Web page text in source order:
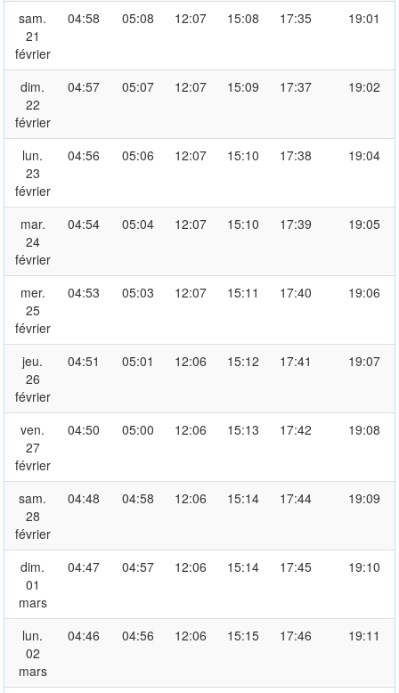
sam.
21
février
04:58 05:08 12:07 15:08 17:35 19:01
dim.
22
février
04:57 05:07 12:07 15:09 17:37 19:02
lun.
23
février
04:56 05:06 12:07 15:10 17:38 19:04
mar.
24
février
04:54 05:04 12:07 15:10 17:39 19:05
mer.
25
février
04:53 05:03 12:07 15:11 17:40 19:06
jeu.
26
février
04:51 05:01 12:06 15:12 17:41 19:07
ven.
27
février
04:50 05:00 12:06 15:13 17:42 19:08
sam.
28
février
04:48 04:58 12:06 15:14 17:44 19:09
dim.
01
mars
04:47 04:57 12:06 15:14 17:45 19:10
lun.
02
mars
04:46 04:56 12:06 15:15 17:46 19:11